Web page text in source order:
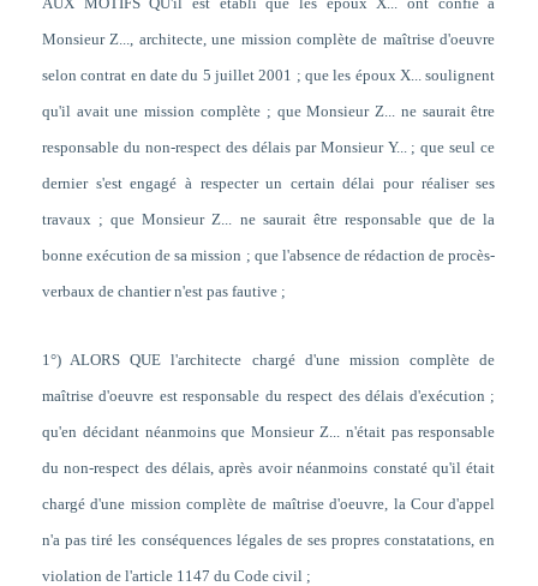
Monsieur Z..., architecte, une mission complète de maîtrise d'oeuvre
selon contrat en date du 5 juillet 2001 ; que les époux X... soulignent
qu'il avait une mission complète ; que Monsieur Z... ne saurait être
responsable du non-respect des délais par Monsieur Y... ; que seul ce
dernier s'est engagé à respecter un certain délai pour réaliser ses
travaux ; que Monsieur Z... ne saurait être responsable que de la
bonne exécution de sa mission ; que l'absence de rédaction de procès-
verbaux de chantier n'est pas fautive ;
1°) ALORS QUE l'architecte chargé d'une mission complète de
maîtrise d'oeuvre est responsable du respect des délais d'exécution ;
qu'en décidant néanmoins que Monsieur Z... n'était pas responsable
du non-respect des délais, après avoir néanmoins constaté qu'il était
chargé d'une mission complète de maîtrise d'oeuvre, la Cour d'appel
n'a pas tiré les conséquences légales de ses propres constatations, en
violation de l'article 1147 du Code civil ;